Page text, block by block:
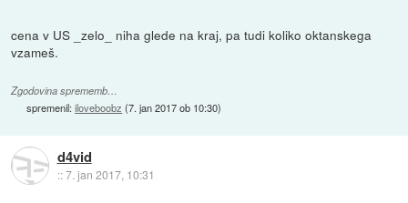
cena v US _zelo_ niha glede na kraj, pa tudi koliko oktanskega
vzameš.
Zgodovina sprememb…
spremenil:iloveboobz (7. jan 2017 ob 10:30)
d4vid
::7. jan 2017, 10:31